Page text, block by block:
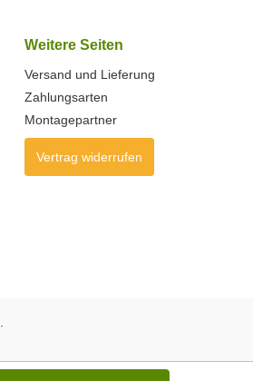
Weitere Seiten
Versand und Lieferung
Zahlungsarten
Montagepartner
Vertrag widerrufen